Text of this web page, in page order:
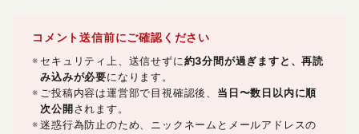
コメント送信前にご確認ください
セキュリティ上、送信せずに約3分間が過ぎますと、再読
み込みが必要になります。
ご投稿内容は運営部で目視確認後、 当日〜数日以内に順
次公開 されます。
迷惑行為防止のため、ニックネームとメールアドレスの